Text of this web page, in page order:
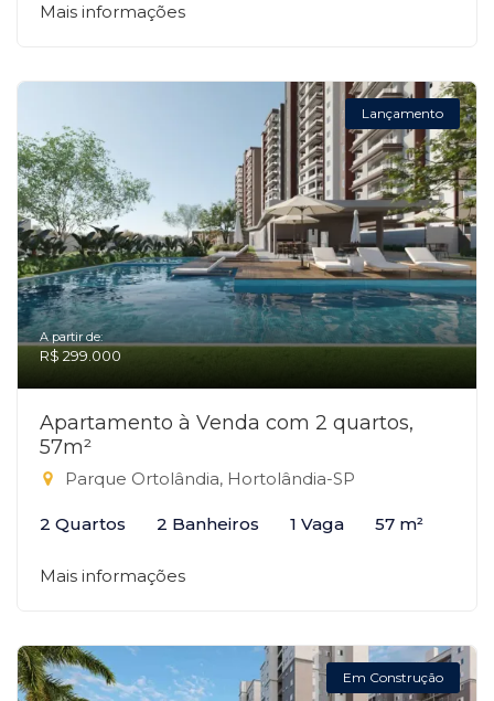
Mais informações
Lançamento
A partir de:
R$ 299.000
Apartamento à Venda com 2 quartos,
57m²
Parque Ortolândia, Hortolândia-SP
2 Quartos 2 Banheiros 1 Vaga 57 m²
Mais informações
Em Construção